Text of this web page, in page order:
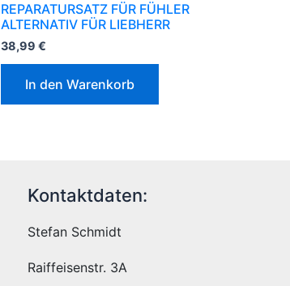
REPARATURSATZ FÜR FÜHLER
ALTERNATIV FÜR LIEBHERR
38,99 €
In den Warenkorb
Kontaktdaten:
Stefan Schmidt
Raiffeisenstr. 3A